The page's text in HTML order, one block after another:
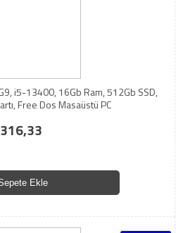
16Gb Ram, 512Gb SSD,
Free Dos Masaüstü PC
Ekle